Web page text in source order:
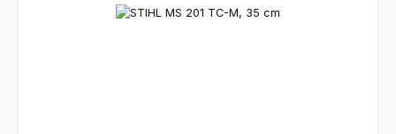
Bildergalerie überspringen